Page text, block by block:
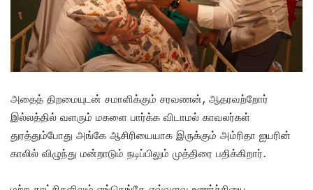
அதைத் திறமையுடன் சமாளிக்கும் சரவணன், ஆதரவற்றோர்
இல்லத்தில் வளரும் மகளை பார்க்க விடாமல் காவலர்கள்
துரத்தும்போது அங்கே ஆசிரியையாக இருக்கும் அம்ரிதா ஐயரின்
காலில் விழுந்து மன்றாடும் நடிப்பிலும் முத்திரை பதிக்கிறார்.